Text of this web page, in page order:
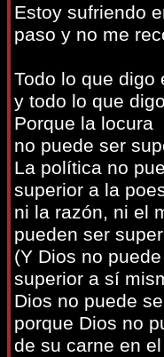
Estoy sufriendo
paso y no me
Todo lo que digo
y todo lo que
Porque la locura
no puede ser
La política no
superior a la
ni la razón, ni el
pueden ser
(Y Dios no
superior a sí
Dios no puede
porque Dios no
de su carne en